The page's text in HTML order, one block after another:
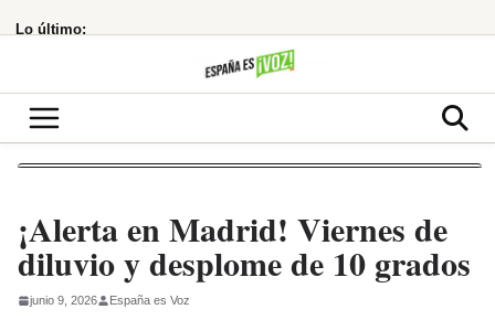
al Lo último:
¡Alerta en Madrid! Viernes de
diluvio y desplome de 10 grados
junio 9, 2026 España es Voz